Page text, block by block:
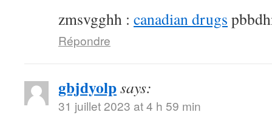
zmsvgghh : canadian drugs
Répondre
gbjdyolpsays:
31 juillet 2023 at 4 h 59 min